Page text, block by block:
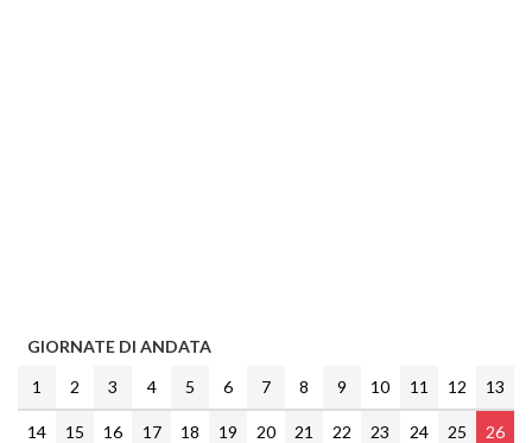
GIORNATE DI ANDATA
1
2 3 4 5 6 7 8 9 10 11 12 13
14 15 16 17 18 19 20 21 22 23 24 25
26